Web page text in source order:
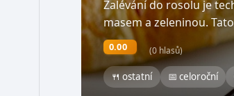
Zalévání do rosolu je
masem a zeleninou.
0.00 (0 hlasů)
🍴 ostatní 📅 celoroční